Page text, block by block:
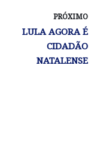
PRÓXIMO
LULA AGORA É
CIDADÃO
NATALENSE